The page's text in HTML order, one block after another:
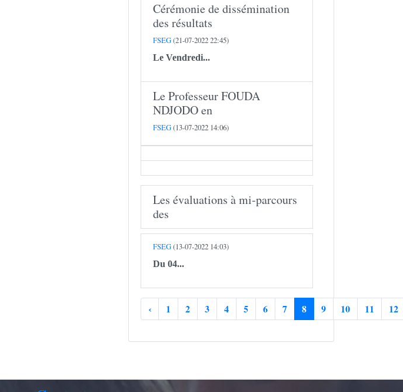
Cérémonie de dissémination
des résultats
FSEG(21-07-2022 22:45)
Le Vendredi...
Le Professeur FOUDA
NDJODO en
FSEG(13-07-2022 14:06)
Les évaluations à mi-parcours
des
FSEG(13-07-2022 14:03)
Du 04...
‹ 1 2 3 4 5 6 7 8 9 10 11 12